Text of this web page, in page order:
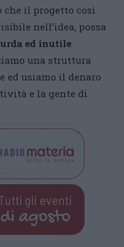
che il progetto così
nell’idea, possa
ed inutile
una struttura
ed usiamo il denaro
e la gente di
gli eventi
di agosto